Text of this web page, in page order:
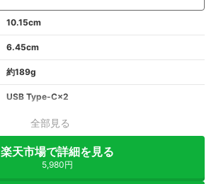
10.15cm
6.45cm
約189g
USB Type-C×2
全部見る
楽天市場で詳細を見る
5,980円